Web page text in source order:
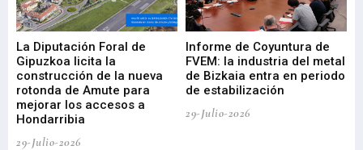
La Diputación Foral de
Gipuzkoa licita la
construcción de la nueva
rotonda de Amute para
mejorar los accesos a
Hondarribia
29-Julio-2026
Informe de Coyuntura de
FVEM: la industria del metal
de Bizkaia entra en periodo
de estabilización
29-Julio-2026